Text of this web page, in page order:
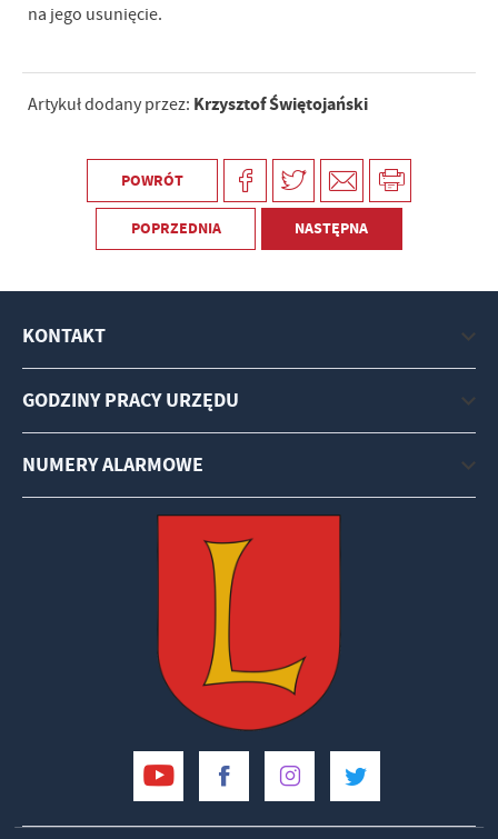
na jego usunięcie.
Artykuł dodany przez: Krzysztof Świętojański
POWRÓT
POPRZEDNIA NASTĘPNA
KONTAKT
GODZINY PRACY URZĘDU
NUMERY ALARMOWE